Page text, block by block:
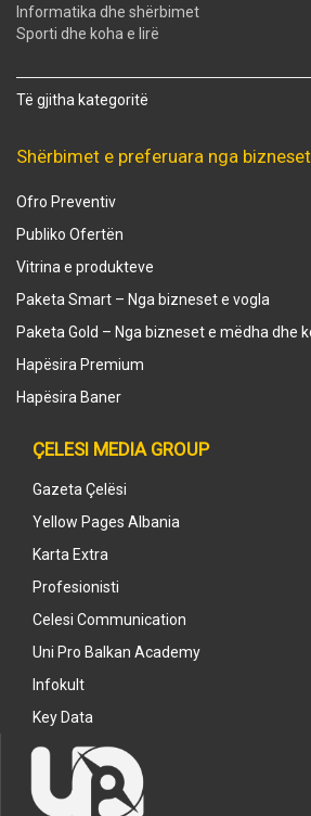
Informatika dhe shërbimet
Sporti dhe koha e lirë
Të gjitha kategoritë
Shërbimet e preferuara nga bizneset
Ofro Preventiv
Publiko Ofertën
Vitrina e produkteve
Paketa Smart – Nga bizneset e vogla
Paketa Gold – Nga bizneset e mëdha dhe
Hapësira Premium
Hapësira Baner
ÇELESI MEDIA GROUP
Gazeta Çelësi
Yellow Pages Albania
Karta Extra
Profesionisti
Celesi Communication
Uni Pro Balkan Academy
Infokult
Key Data